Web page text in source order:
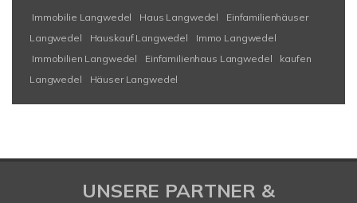
Immobilie Langwedel Haus Langwedel
Einfamilienhäuser
Langwedel
Hauskauf Langwedel
Immo Langwedel
Immobilien Langwedel
Einfamilienhaus Langwedel
kaufen
Langwedel
Häuser Langwedel
UNSERE PARTNER &